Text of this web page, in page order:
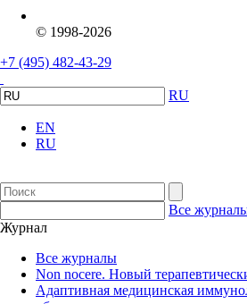
© 1998-2026
+7 (495) 482-43-29
RU
EN
RU
Все
Журнал
Все журналы
Non nocere. Новый
Адаптивная медицинская